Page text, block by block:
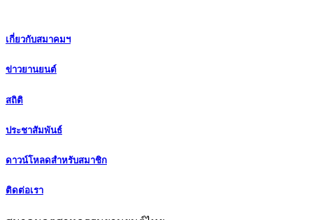
เกี่ยวกับสมาคมฯ
ข่าวยานยนต์
สถิติ
ประชาสัมพันธ์
ดาวน์โหลดสำหรับสมาชิก
ติดต่อเรา